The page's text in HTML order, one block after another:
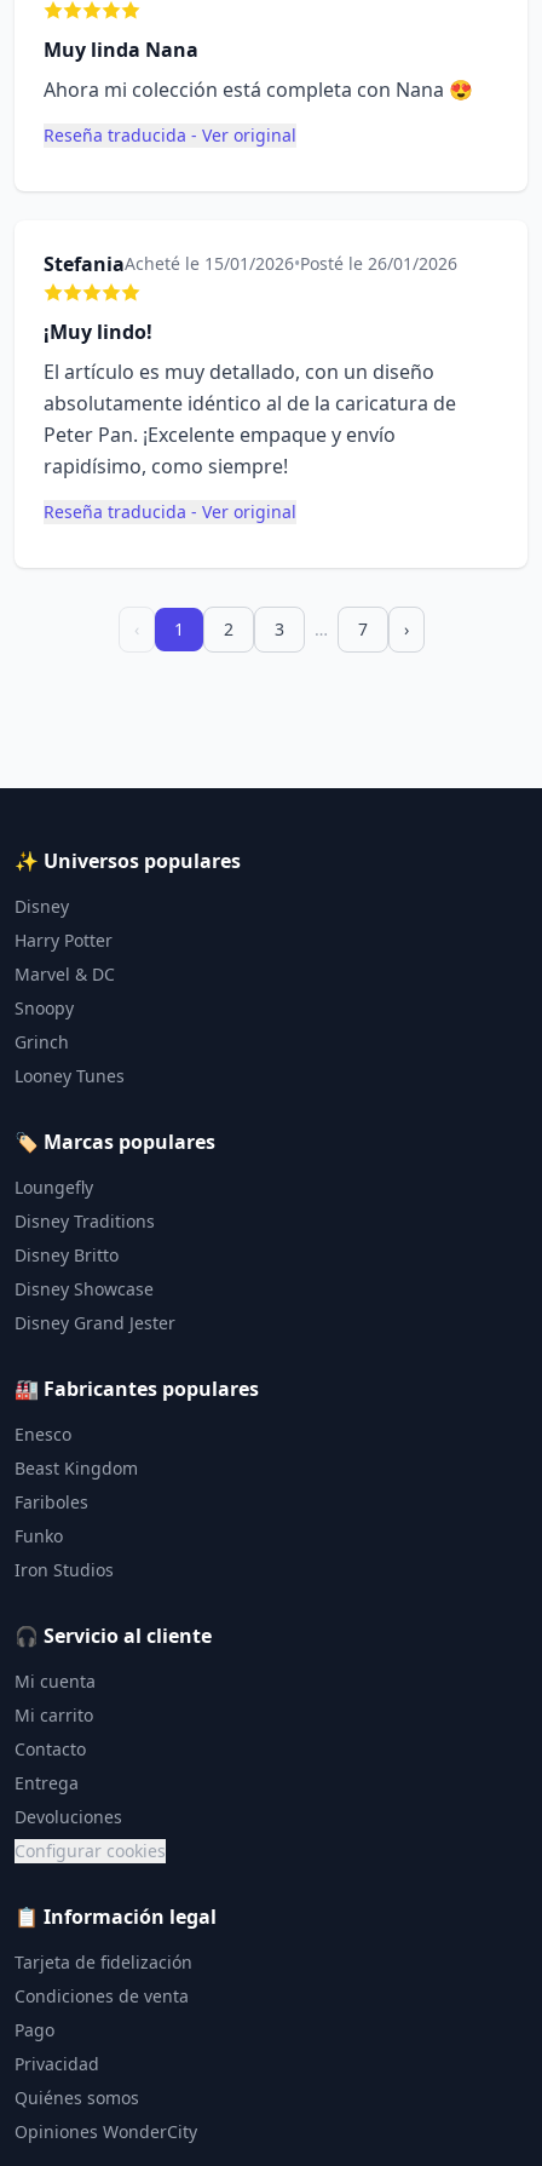
Muy linda Nana
Ahora mi colección está completa con Nana 😍
Reseña traducida - Ver original
StefaniaAcheté le 15/01/2026•Posté le 26/01/2026
¡Muy lindo!
El artículo es muy detallado, con un diseño
absolutamente idéntico al de la caricatura de
Peter Pan. ¡Excelente empaque y envío
rapidísimo, como siempre!
Reseña traducida - Ver original
‹ 1 2 3 … 7 ›
✨ Universos populares
Disney
Harry Potter
Marvel & DC
Snoopy
Grinch
Looney Tunes
🏷️ Marcas populares
Loungefly
Disney Traditions
Disney Britto
Disney Showcase
Disney Grand Jester
🏭 Fabricantes populares
Enesco
Beast Kingdom
Fariboles
Funko
Iron Studios
🎧 Servicio al cliente
Mi cuenta
Mi carrito
Contacto
Entrega
Devoluciones
Configurar cookies
📋 Información legal
Tarjeta de fidelización
Condiciones de venta
Pago
Privacidad
Quiénes somos
Opiniones WonderCity